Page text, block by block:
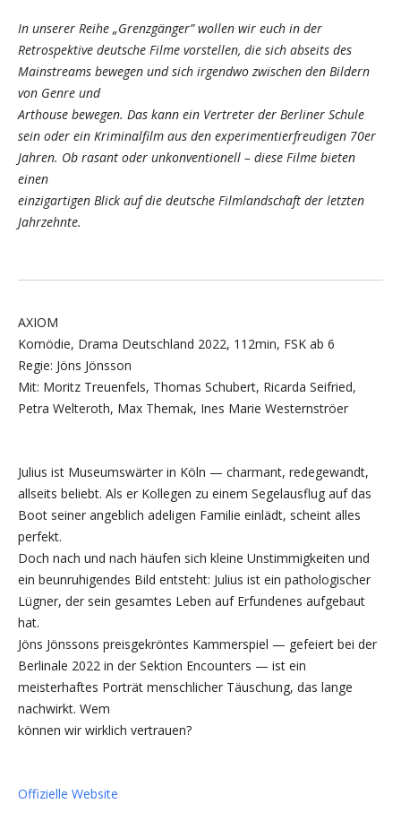
In unserer Reihe „Grenzgänger” wollen wir euch in der
Retrospektive deutsche Filme vorstellen, die sich abseits des
Mainstreams bewegen und sich irgendwo zwischen den Bildern
von Genre und
Arthouse bewegen. Das kann ein Vertreter der Berliner Schule
sein oder ein Kriminalfilm aus den experimentierfreudigen 70er
Jahren. Ob rasant oder unkonventionell – diese Filme bieten
einen
einzigartigen Blick auf die deutsche Filmlandschaft der letzten
Jahrzehnte.
AXIOM
Komödie, Drama Deutschland 2022, 112min, FSK ab 6
Regie: Jöns Jönsson
Mit: Moritz Treuenfels, Thomas Schubert, Ricarda Seifried,
Petra Welteroth, Max Themak, Ines Marie Westernströer
Julius ist Museumswärter in Köln — charmant, redegewandt,
allseits beliebt. Als er Kollegen zu einem Segelausflug auf das
Boot seiner angeblich adeligen Familie einlädt, scheint alles
perfekt.
Doch nach und nach häufen sich kleine Unstimmigkeiten und
ein beunruhigendes Bild entsteht: Julius ist ein pathologischer
Lügner, der sein gesamtes Leben auf Erfundenes aufgebaut
hat.
Jöns Jönssons preisgekröntes Kammerspiel — gefeiert bei der
Berlinale 2022 in der Sektion Encounters — ist ein
meisterhaftes Porträt menschlicher Täuschung, das lange
nachwirkt. Wem
können wir wirklich vertrauen?
Offizielle Website